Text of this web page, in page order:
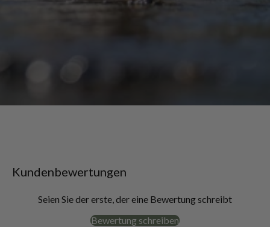
Kundenbewertungen
Seien Sie der erste, der eine Bewertung schreibt
Bewertung schreiben